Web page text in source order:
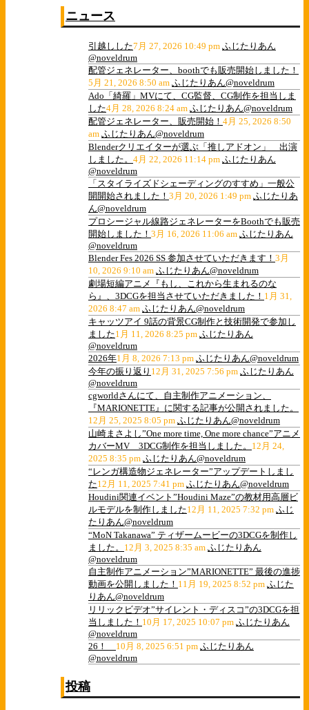
ニュース
引越しした7月 27, 2026 10:49 pm ふじたりあん
@noveldrum
配管ジェネレーター、boothでも販売開始しました！
5月 21, 2026 8:50 am ふじたりあん@noveldrum
Ado「綺羅」MVにて、CG監督、CG制作を担当しま
した4月 28, 2026 8:24 am ふじたりあん@noveldrum
配管ジェネレーター、販売開始！ 4月 25, 2026 8:50
am ふじたりあん@noveldrum
Blenderクリエイターが選ぶ「推しアドオン」 出演
しました。 4月 22, 2026 11:14 pm ふじたりあん
@noveldrum
「スタイライズドシェーディングのすすめ」一般公
開開始されました！ 3月 20, 2026 1:49 pm ふじたりあ
ん@noveldrum
プロシージャル線路ジェネレーターをBoothでも販売
開始しました！ 3月 16, 2026 11:06 am ふじたりあん
@noveldrum
Blender Fes 2026 SS 参加させていただきます！ 3月
10, 2026 9:10 am ふじたりあん@noveldrum
劇場短編アニメ『もし、これから生まれるのな
ら』、3DCGを担当させていただきました！ 1月 31,
2026 8:47 am ふじたりあん@noveldrum
キャッツアイ 9話の背景CG制作と技術開発で参加し
ました1月 11, 2026 8:25 pm ふじたりあん
@noveldrum
2026年1月 8, 2026 7:13 pm ふじたりあん@noveldrum
今年の振り返り 12月 31, 2025 7:56 pm ふじたりあん
@noveldrum
cgworldさんにて、自主制作アニメーション、
『MARIONETTE』に関する記事が公開されました。
12月 25, 2025 8:05 pm ふじたりあん@noveldrum
山崎まさよし”One more time, One more chance”アニメ
カバーMV 3DCG制作を担当しました。 12月 24,
2025 8:35 pm ふじたりあん@noveldrum
“レンガ構造物ジェネレーター”アップデートしまし
た12月 11, 2025 7:41 pm ふじたりあん@noveldrum
Houdini関連イベント”Houdini Maze”の教材用高層ビ
ルモデルを制作しました12月 11, 2025 7:32 pm ふじ
たりあん@noveldrum
“MoN Takanawa” ティザームービーの3DCGを制作し
ました。 12月 3, 2025 8:35 am ふじたりあん
@noveldrum
自主制作アニメーション”MARIONETTE” 最後の進捗
動画を公開しました！ 11月 19, 2025 8:52 pm ふじた
りあん@noveldrum
リリックビデオ”サイレント・ディスコ”の3DCGを担
当しました！ 10月 17, 2025 10:07 pm ふじたりあん
@noveldrum
26！ 10月 8, 2025 6:51 pm ふじたりあん
@noveldrum
投稿